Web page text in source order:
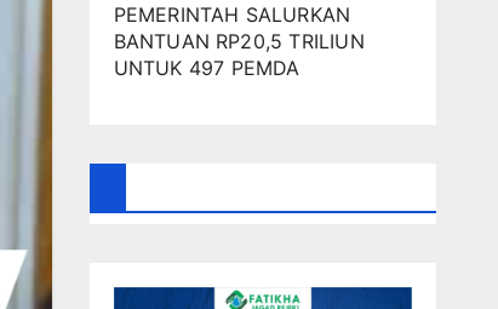
PEMERINTAH SALURKAN
BANTUAN RP20,5 TRILIUN
UNTUK 497 PEMDA